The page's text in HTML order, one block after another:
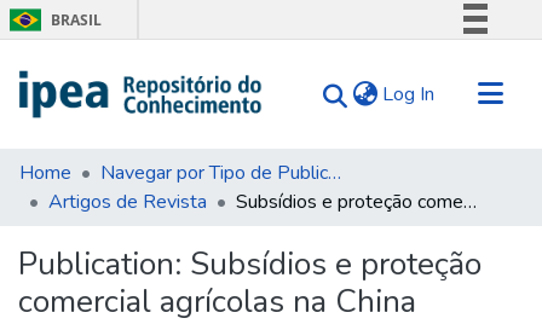
BRASIL
Comunica BR
Acesso à informação
Legislação
Log In (current)
Communities & Collections
Search for
Statistics
Home
Navegar por Tipo de Publicação
Artigos de Revista
Subsídios e proteção comercial agrícolas na China
Publication: Subsídios e proteção
comercial agrícolas na China